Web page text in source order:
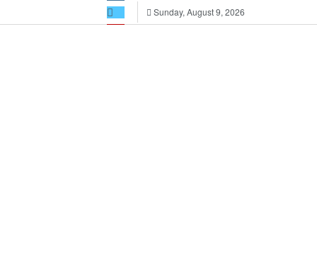
Sunday, August 9, 2026